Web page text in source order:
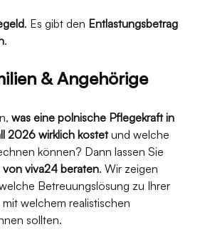
. Es gibt den Entlastungsbetrag
.
& Angehörige
was eine polnische Pflegekraft in
2026 wirklich kostet und welche
können? Dann lassen Sie
viva24 beraten. Wir zeigen
Betreuungslösung zu Ihrer
welchem realistischen
sollten.